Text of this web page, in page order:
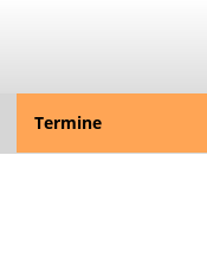
Termine